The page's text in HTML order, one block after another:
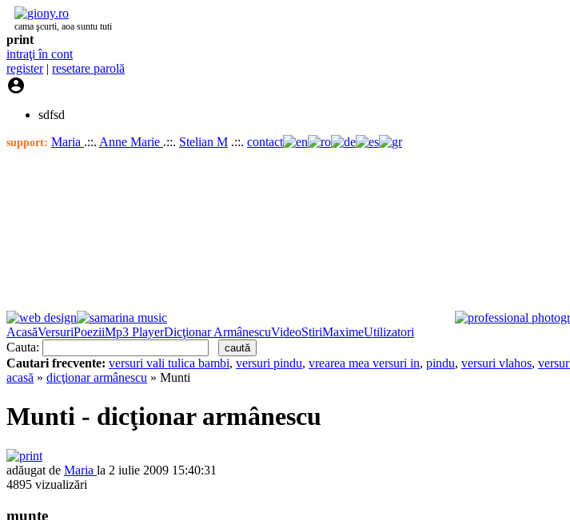
cama şcurti, aoa suntu tuti
print
intraţi în cont
register| resetare parolă

sdfsd
support: Maria .::. Anne Marie .::. Stelian M .::. contact
AcasăVersuriPoeziiMp3 PlayerDicţionar ArmânescuVideoStiriMaximeUtilizatori
Cauta:
Cautari frecvente: versuri vali tulica bambi, versuri pindu, vrearea mea versuri in, pindu, versuri vlahos,
acasă » dicţionar armânescu » Munti
Munti - dicţionar armânescu
adăugat de Maria la 2 iulie 2009 15:40:31
4895 vizualizări
munte